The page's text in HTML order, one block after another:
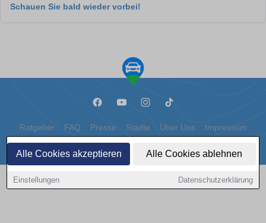
Alle Cookies akzeptieren Alle Cookies ablehnen
Einstellungen Datenschutzerklärung
Schauen Sie bald wieder vorbei!
Ratgeber FAQ Presse Städte Über Uns Impressum
Datenschutz Cookies
Copyright © 2000 - 2026 | 1A Infosysteme GmbH | Content by: 1a-sites-autos